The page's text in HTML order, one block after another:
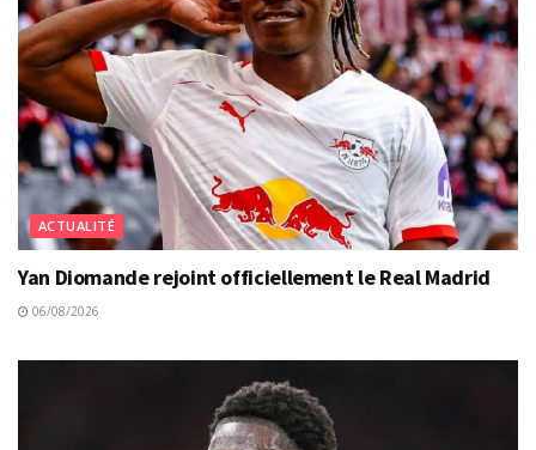
ACTUALITÉ
Yan Diomande rejoint officiellement le Real Madrid
06/08/2026